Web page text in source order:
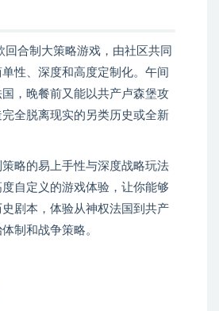
回合制大策略游戏，由社区共同
性、深度和高度定制化。午间
，晚餐前又能以共产卢森堡攻
全脱离现实的另类历史或全新
略的易上手性与深度战略玩法
自定义的游戏体验，让你能够
剧本，体验从神权法国到共产
制和战争策略。